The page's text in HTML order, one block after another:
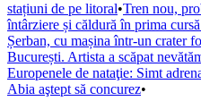
stațiuni de pe litoral•Tren nou,
întârziere și căldură în prima
Șerban, cu mașina într-un crater
București. Artista a scăpat
Europenele de nataţie: Simt
Abia aştept să concurez•